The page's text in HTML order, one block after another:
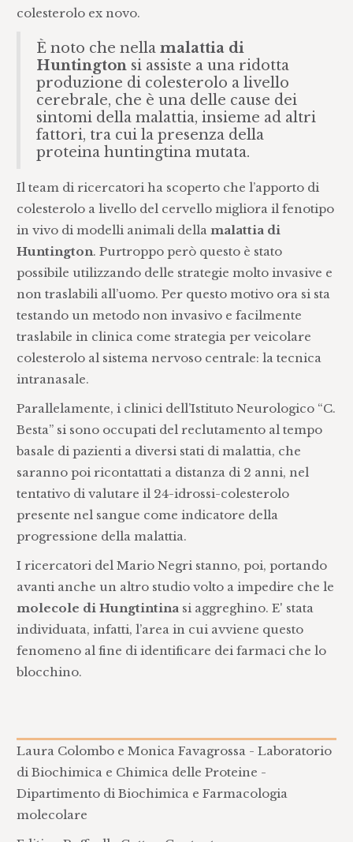
colesterolo ex novo.
È noto che nellamalattia di
Huntington si assiste a una ridotta
produzione di colesterolo a livello
cerebrale, che è una delle cause dei
sintomi della malattia, insieme ad altri
fattori, tra cui la presenza della
proteina huntingtina mutata.
Il team di ricercatori ha scoperto che l’apporto di
colesterolo a livello del cervello migliora il fenotipo
in vivo di modelli animali dellamalattia di
Huntington. Purtroppo però questo è stato
possibile utilizzando delle strategie molto invasive e
non traslabili all’uomo. Per questo motivo ora si sta
testando un metodo non invasivo e facilmente
traslabile in clinica come strategia per veicolare
colesterolo al sistema nervoso centrale: la tecnica
intranasale.
Parallelamente, i clinici dell’Istituto Neurologico “C.
Besta” si sono occupati del reclutamento al tempo
basale di pazienti a diversi stati di malattia, che
saranno poi ricontattati a distanza di 2 anni, nel
tentativo di valutare il 24-idrossi-colesterolo
presente nel sangue come indicatore della
progressione della malattia.
I ricercatori del Mario Negri stanno, poi, portando
avanti anche un altro studio volto a impedire che le
molecole di Hungtintina si aggreghino. E' stata
individuata, infatti, l’area in cui avviene questo
fenomeno al fine di identificare dei farmaci che lo
blocchino.
Laura Colombo e Monica Favagrossa - Laboratorio
di Biochimica e Chimica delle Proteine -
Dipartimento di Biochimica e Farmacologia
molecolare